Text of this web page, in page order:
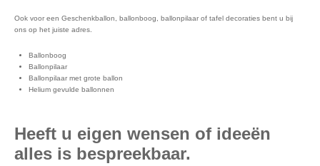
Ook voor een Geschenkballon, ballonboog, ballonpilaar of tafel decoraties bent u bij
ons op het juiste adres.
Ballonboog
Ballonpilaar
Ballonpilaar met grote ballon
Helium gevulde ballonnen
Heeft u eigen wensen of ideeën
alles is bespreekbaar.